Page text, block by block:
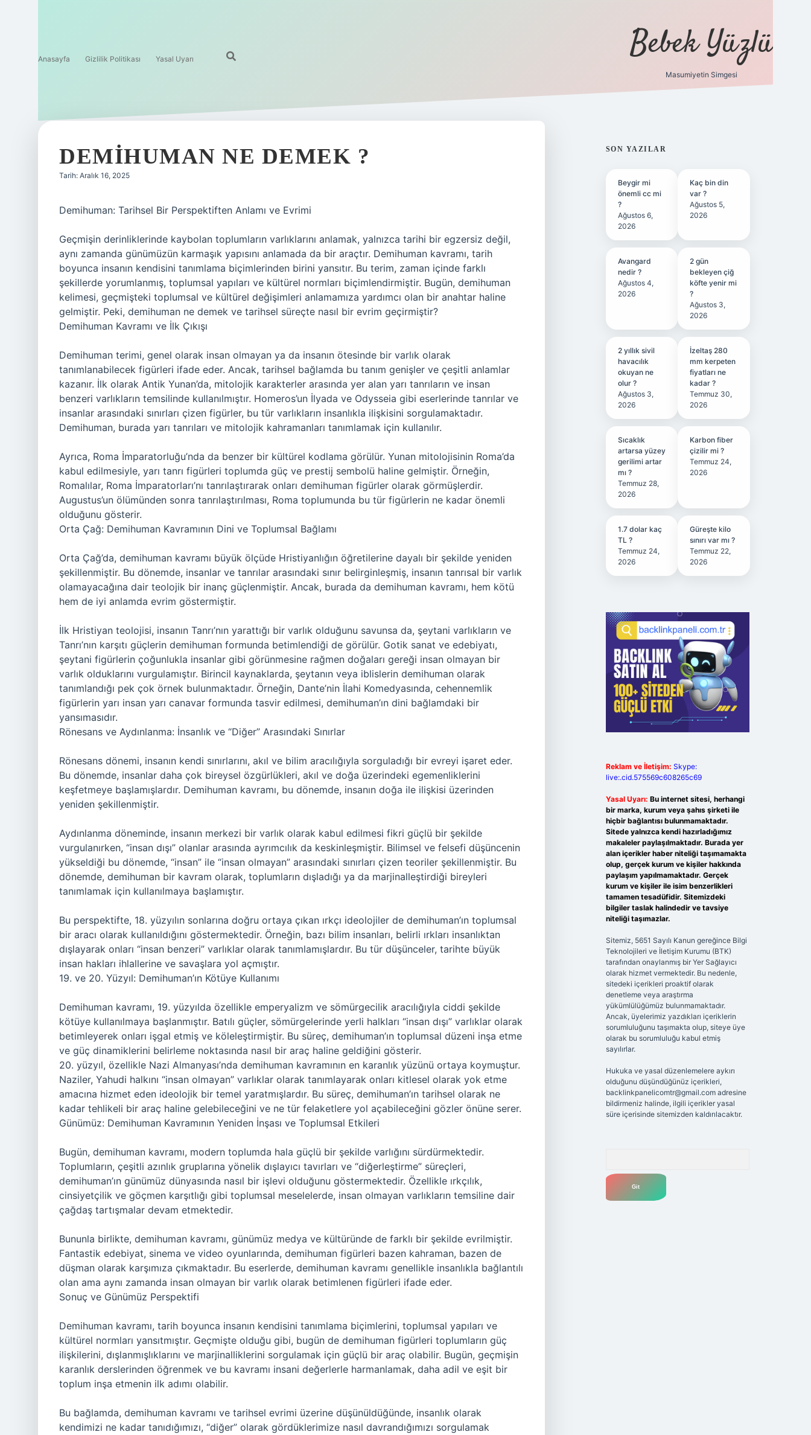
Anasayfa Gizlilik Politikası Yasal Uyarı Bebek Yüzlü
Masumiyetin Simgesi
DEMIHUMAN NE DEMEK ?
Tarih: Aralık 16, 2025
Demihuman: Tarihsel Bir Perspektiften Anlamı ve Evrimi
Geçmişin derinliklerinde kaybolan toplumların varlıklarını anlamak, yalnızca tarihi bir egzersiz değil,
aynı zamanda günümüzün karmaşık yapısını anlamada da bir araçtır. Demihuman kavramı, tarih
boyunca insanın kendisini tanımlama biçimlerinden birini yansıtır. Bu terim, zaman içinde farklı
şekillerde yorumlanmış, toplumsal yapıları ve kültürel normları biçimlendirmiştir. Bugün, demihuman
kelimesi, geçmişteki toplumsal ve kültürel değişimleri anlamamıza yardımcı olan bir anahtar haline
gelmiştir. Peki, demihuman ne demek ve tarihsel süreçte nasıl bir evrim geçirmiştir?
Demihuman Kavramı ve İlk Çıkışı
Demihuman terimi, genel olarak insan olmayan ya da insanın ötesinde bir varlık olarak
tanımlanabilecek figürleri ifade eder. Ancak, tarihsel bağlamda bu tanım genişler ve çeşitli anlamlar
kazanır. İlk olarak Antik Yunan’da, mitolojik karakterler arasında yer alan yarı tanrıların ve insan
benzeri varlıkların temsilinde kullanılmıştır. Homeros’un İlyada ve Odysseia gibi eserlerinde tanrılar ve
insanlar arasındaki sınırları çizen figürler, bu tür varlıkların insanlıkla ilişkisini sorgulamaktadır.
Demihuman, burada yarı tanrıları ve mitolojik kahramanları tanımlamak için kullanılır.
Ayrıca, Roma İmparatorluğu’nda da benzer bir kültürel kodlama görülür. Yunan mitolojisinin Roma’da
kabul edilmesiyle, yarı tanrı figürleri toplumda güç ve prestij sembolü haline gelmiştir. Örneğin,
Romalılar, Roma İmparatorları’nı tanrılaştırarak onları demihuman figürler olarak görmüşlerdir.
Augustus’un ölümünden sonra tanrılaştırılması, Roma toplumunda bu tür figürlerin ne kadar önemli
olduğunu gösterir.
Orta Çağ: Demihuman Kavramının Dini ve Toplumsal Bağlamı
Orta Çağ’da, demihuman kavramı büyük ölçüde Hristiyanlığın öğretilerine dayalı bir şekilde yeniden
şekillenmiştir. Bu dönemde, insanlar ve tanrılar arasındaki sınır belirginleşmiş, insanın tanrısal bir varlık
olamayacağına dair teolojik bir inanç güçlenmiştir. Ancak, burada da demihuman kavramı, hem kötü
hem de iyi anlamda evrim göstermiştir.
İlk Hristiyan teolojisi, insanın Tanrı’nın yarattığı bir varlık olduğunu savunsa da, şeytani varlıkların ve
Tanrı’nın karşıtı güçlerin demihuman formunda betimlendiği de görülür. Gotik sanat ve edebiyatı,
şeytani figürlerin çoğunlukla insanlar gibi görünmesine rağmen doğaları gereği insan olmayan bir
varlık olduklarını vurgulamıştır. Birincil kaynaklarda, şeytanın veya iblislerin demihuman olarak
tanımlandığı pek çok örnek bulunmaktadır. Örneğin, Dante’nin İlahi Komedyasında, cehennemlik
figürlerin yarı insan yarı canavar formunda tasvir edilmesi, demihuman’ın dini bağlamdaki bir
yansımasıdır.
Rönesans ve Aydınlanma: İnsanlık ve “Diğer” Arasındaki Sınırlar
Rönesans dönemi, insanın kendi sınırlarını, akıl ve bilim aracılığıyla sorguladığı bir evreyi işaret eder.
Bu dönemde, insanlar daha çok bireysel özgürlükleri, akıl ve doğa üzerindeki egemenliklerini
keşfetmeye başlamışlardır. Demihuman kavramı, bu dönemde, insanın doğa ile ilişkisi üzerinden
yeniden şekillenmiştir.
Aydınlanma döneminde, insanın merkezi bir varlık olarak kabul edilmesi fikri güçlü bir şekilde
vurgulanırken, “insan dışı” olanlar arasında ayrımcılık da keskinleşmiştir. Bilimsel ve felsefi düşüncenin
yükseldiği bu dönemde, “insan” ile “insan olmayan” arasındaki sınırları çizen teoriler şekillenmiştir. Bu
dönemde, demihuman bir kavram olarak, toplumların dışladığı ya da marjinalleştirdiği bireyleri
tanımlamak için kullanılmaya başlamıştır.
Bu perspektifte, 18. yüzyılın sonlarına doğru ortaya çıkan ırkçı ideolojiler de demihuman’ın toplumsal
bir aracı olarak kullanıldığını göstermektedir. Örneğin, bazı bilim insanları, belirli ırkları insanlıktan
dışlayarak onları “insan benzeri” varlıklar olarak tanımlamışlardır. Bu tür düşünceler, tarihte büyük
insan hakları ihlallerine ve savaşlara yol açmıştır.
19. ve 20. Yüzyıl: Demihuman’ın Kötüye Kullanımı
Demihuman kavramı, 19. yüzyılda özellikle emperyalizm ve sömürgecilik aracılığıyla ciddi şekilde
kötüye kullanılmaya başlanmıştır. Batılı güçler, sömürgelerinde yerli halkları “insan dışı” varlıklar olarak
betimleyerek onları işgal etmiş ve köleleştirmiştir. Bu süreç, demihuman’ın toplumsal düzeni inşa etme
ve güç dinamiklerini belirleme noktasında nasıl bir araç haline geldiğini gösterir.
20. yüzyıl, özellikle Nazi Almanyası’nda demihuman kavramının en karanlık yüzünü ortaya koymuştur.
Naziler, Yahudi halkını “insan olmayan” varlıklar olarak tanımlayarak onları kitlesel olarak yok etme
amacına hizmet eden ideolojik bir temel yaratmışlardır. Bu süreç, demihuman’ın tarihsel olarak ne
kadar tehlikeli bir araç haline gelebileceğini ve ne tür felaketlere yol açabileceğini gözler önüne serer.
Günümüz: Demihuman Kavramının Yeniden İnşası ve Toplumsal Etkileri
Bugün, demihuman kavramı, modern toplumda hala güçlü bir şekilde varlığını sürdürmektedir.
Toplumların, çeşitli azınlık gruplarına yönelik dışlayıcı tavırları ve “diğerleştirme” süreçleri,
demihuman’ın günümüz dünyasında nasıl bir işlevi olduğunu göstermektedir. Özellikle ırkçılık,
cinsiyetçilik ve göçmen karşıtlığı gibi toplumsal meselelerde, insan olmayan varlıkların temsiline dair
çağdaş tartışmalar devam etmektedir.
Bununla birlikte, demihuman kavramı, günümüz medya ve kültüründe de farklı bir şekilde evrilmiştir.
Fantastik edebiyat, sinema ve video oyunlarında, demihuman figürleri bazen kahraman, bazen de
düşman olarak karşımıza çıkmaktadır. Bu eserlerde, demihuman kavramı genellikle insanlıkla bağlantılı
olan ama aynı zamanda insan olmayan bir varlık olarak betimlenen figürleri ifade eder.
Sonuç ve Günümüz Perspektifi
Demihuman kavramı, tarih boyunca insanın kendisini tanımlama biçimlerini, toplumsal yapıları ve
kültürel normları yansıtmıştır. Geçmişte olduğu gibi, bugün de demihuman figürleri toplumların güç
ilişkilerini, dışlanmışlıklarını ve marjinalliklerini sorgulamak için güçlü bir araç olabilir. Bugün, geçmişin
karanlık derslerinden öğrenmek ve bu kavramı insani değerlerle harmanlamak, daha adil ve eşit bir
toplum inşa etmenin ilk adımı olabilir.
Bu bağlamda, demihuman kavramı ve tarihsel evrimi üzerine düşünüldüğünde, insanlık olarak
kendimizi ne kadar tanıdığımızı, “diğer” olarak gördüklerimize nasıl davrandığımızı sorgulamak
SIDEBAR
SON YAZILAR
Beygir mi
önemli cc mi
?
Ağustos 6,
2026
Kaç bin din
var ?
Ağustos 5,
2026
Avangard
nedir ?
Ağustos 4,
2026
2 gün
bekleyen çiğ
köfte yenir mi
?
Ağustos 3,
2026
2 yıllık sivil
havacılık
okuyan ne
olur ?
Ağustos 3,
2026
İzeltaş 280
mm kerpeten
fiyatları ne
kadar ?
Temmuz 30,
2026
Sıcaklık
artarsa yüzey
gerilimi artar
mı ?
Temmuz 28,
2026
Karbon fiber
çizilir mi ?
Temmuz 24,
2026
1.7 dolar kaç
TL ?
Temmuz 24,
2026
Güreşte kilo
sınırı var mı ?
Temmuz 22,
2026
Reklam ve İletişim: Skype:
live:.cid.575569c608265c69
Yasal Uyarı: Bu internet sitesi, herhangi
bir marka, kurum veya şahıs şirketi ile
hiçbir bağlantısı bulunmamaktadır.
Sitede yalnızca kendi hazırladığımız
makaleler paylaşılmaktadır. Burada yer
alan içerikler haber niteliği taşımamakta
olup, gerçek kurum ve kişiler hakkında
paylaşım yapılmamaktadır. Gerçek
kurum ve kişiler ile isim benzerlikleri
tamamen tesadüfidir. Sitemizdeki
bilgiler taslak halindedir ve tavsiye
niteliği taşımazlar.
Sitemiz, 5651 Sayılı Kanun gereğince Bilgi
Teknolojileri ve İletişim Kurumu (BTK)
tarafından onaylanmış bir Yer Sağlayıcı
olarak hizmet vermektedir. Bu nedenle,
sitedeki içerikleri proaktif olarak
denetleme veya araştırma
yükümlülüğümüz bulunmamaktadır.
Ancak, üyelerimiz yazdıkları içeriklerin
sorumluluğunu taşımakta olup, siteye üye
olarak bu sorumluluğu kabul etmiş
sayılırlar.
Hukuka ve yasal düzenlemelere aykırı
olduğunu düşündüğünüz içerikleri,
backlinkpanelicomtr@gmail.comadresine
bildirmeniz halinde, ilgili içerikler yasal
süre içerisinde sitemizden kaldırılacaktır.